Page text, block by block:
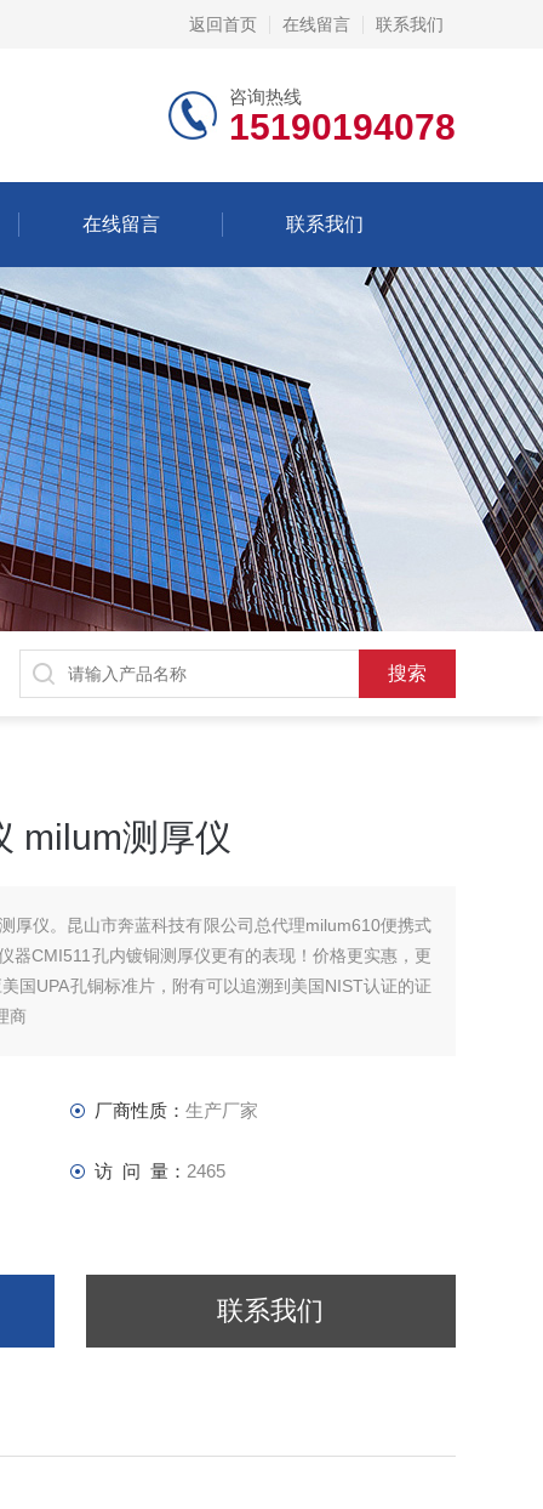
返回首页 在线留言 联系我们
咨询热线
15190194078
在线留言 联系我们
milum测厚仪
厚仪。昆山市奔蓝科技有限公司总代理milum610便携式
器CMI511孔内镀铜测厚仪更有的表现！价格更实惠，更
国UPA孔铜标准片，附有可以追溯到美国NIST认证的证
商
厂商性质： 生产厂家
访 问 量： 2465
联系我们